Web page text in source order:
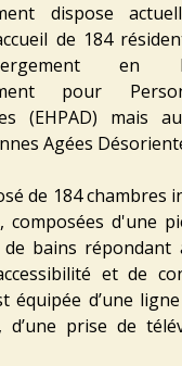
dispose
de 184
en
pour
(EHPAD) mais
Agées
de 184 chambres
composées d'une
bains répondant
et de
équipée d’une
d’une prise de